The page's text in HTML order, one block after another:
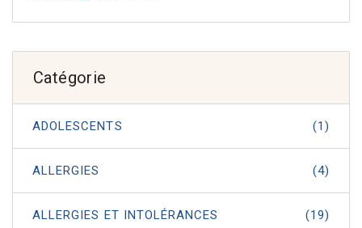
Catégorie
ADOLESCENTS (1)
ALLERGIES (4)
ALLERGIES ET INTOLÉRANCES (19)